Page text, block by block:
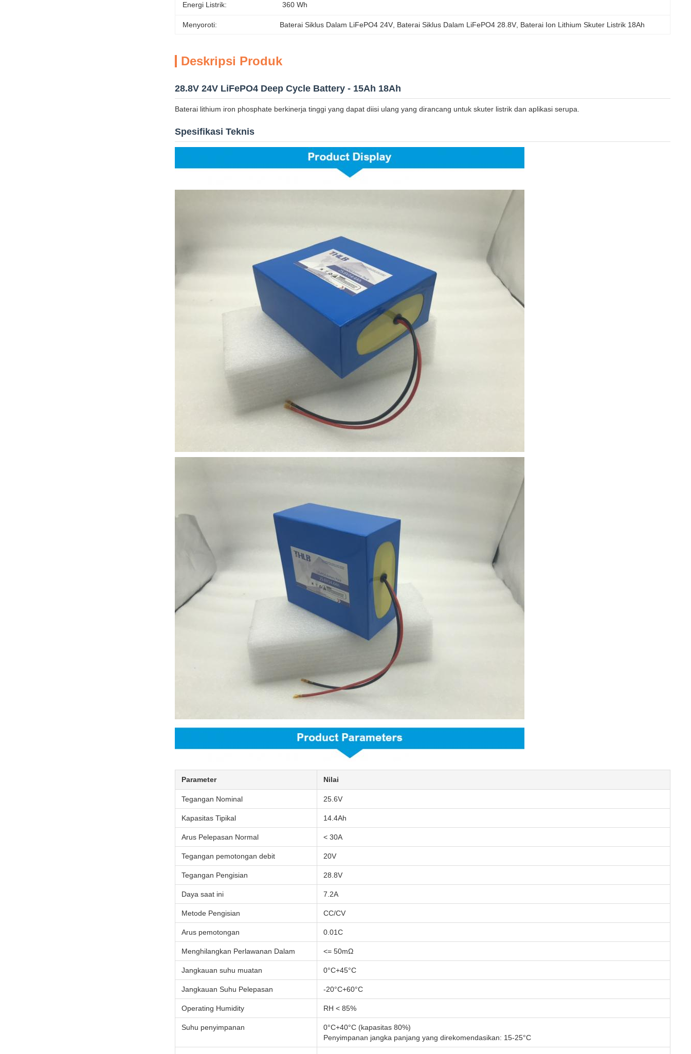
Energi Listrik: 360 Wh
Menyoroti: Baterai Siklus Dalam LiFePO4 24V, Baterai Siklus Dalam LiFePO4 28.8V, Baterai Ion Lithium Skuter Listrik 18Ah
Deskripsi Produk
28.8V 24V LiFePO4 Deep Cycle Battery - 15Ah 18Ah
Baterai lithium iron phosphate berkinerja tinggi yang dapat diisi ulang yang dirancang untuk skuter listrik dan aplikasi serupa.
Spesifikasi Teknis
Parameter Nilai
Tegangan Nominal 25.6V
Kapasitas Tipikal 14.4Ah
Arus Pelepasan Normal < 30A
Tegangan pemotongan debit 20V
Tegangan Pengisian 28.8V
Daya saat ini 7.2A
Metode Pengisian CC/CV
Arus pemotongan 0.01C
Menghilangkan Perlawanan Dalam <= 50mΩ
Jangkauan suhu muatan 0°C+45°C
Jangkauan Suhu Pelepasan -20°C+60°C
Operating Humidity RH < 85%
Suhu penyimpanan
0°C+40°C (kapasitas 80%)
Penyimpanan jangka panjang yang direkomendasikan: 15-25°C